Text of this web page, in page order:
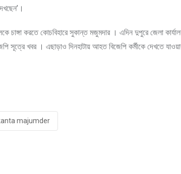
চাঙ্গা করতে কোচবিহারে সুকান্ত মজুমদার । এদিন দুপুরে জেলা
সূত্রে খবর । এছাড়াও দিনহাটায় আহত বিজেপি কর্মীকে দেখতে
majumder